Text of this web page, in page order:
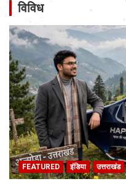
विविध
FEATURED इंडिया उत्तराखंड